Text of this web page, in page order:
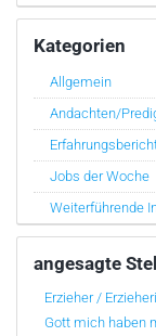
Kategorien
Allgemein
Andachten/
Jobs der Woche
Weiterführende
angesagte
Erzieher /
Gott mich haben